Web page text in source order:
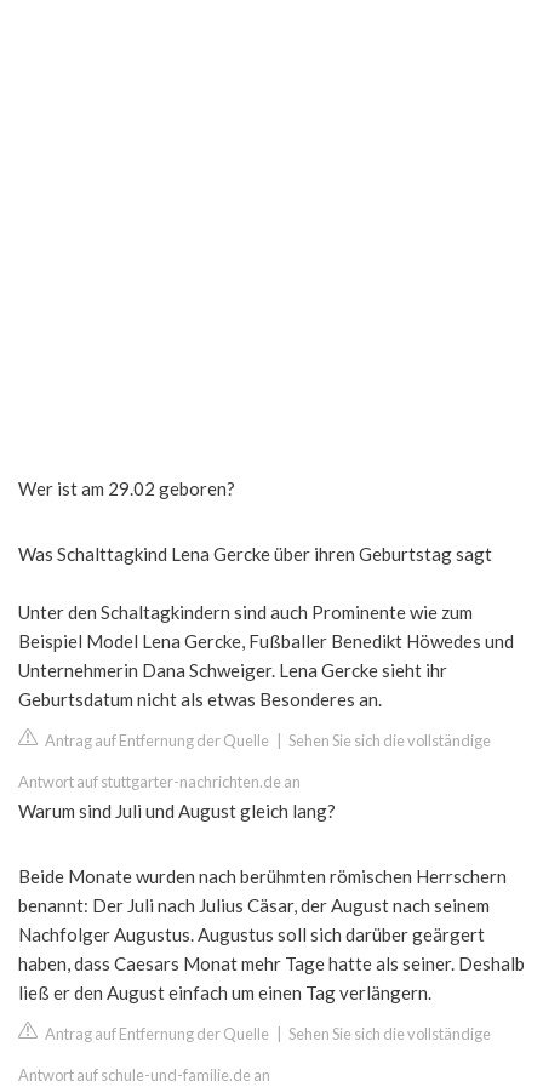
Wer ist am 29.02 geboren?
Was Schalttagkind Lena Gercke über ihren Geburtstag sagt
Unter den Schaltagkindern sind auch Prominente wie zum
Beispiel Model Lena Gercke, Fußballer Benedikt Höwedes und
Unternehmerin Dana Schweiger. Lena Gercke sieht ihr
Geburtsdatum nicht als etwas Besonderes an.
Antrag auf Entfernung der Quelle Sehen Sie sich die vollständige
Antwort auf stuttgarter-nachrichten.de an
Warum sind Juli und August gleich lang?
Beide Monate wurden nach berühmten römischen Herrschern
benannt: Der Juli nach Julius Cäsar, der August nach seinem
Nachfolger Augustus. Augustus soll sich darüber geärgert
haben, dass Caesars Monat mehr Tage hatte als seiner. Deshalb
ließ er den August einfach um einen Tag verlängern.
Antrag auf Entfernung der Quelle Sehen Sie sich die vollständige
Antwort auf schule-und-familie.de an